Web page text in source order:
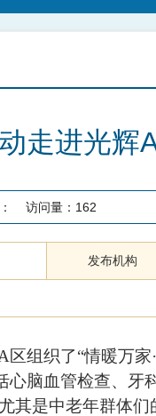
走进光辉
访问量： 162
发布机构
区组织了“情暖万家
心脑血管检查、牙
其是中老年群体